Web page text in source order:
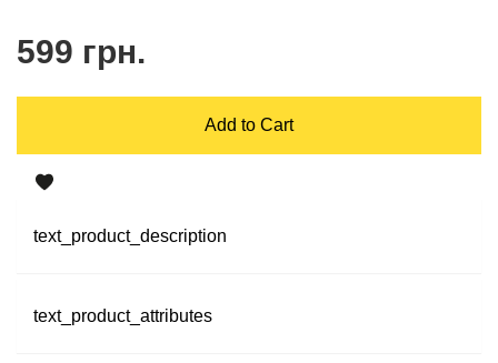
599 грн.
Add to Cart
text_product_description
text_product_attributes